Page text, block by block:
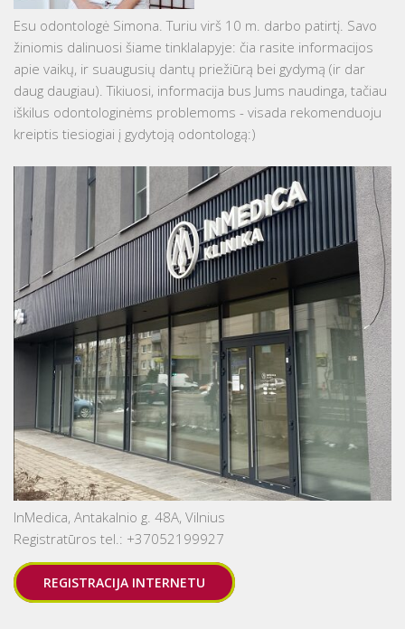
Esu odontologė Simona. Turiu virš 10 m. darbo patirtį. Savo
žiniomis dalinuosi šiame tinklalapyje: čia rasite informacijos
apie vaikų, ir suaugusių dantų priežiūrą bei gydymą (ir dar
daug daugiau). Tikiuosi, informacija bus Jums naudinga, tačiau
iškilus odontologinėms problemoms - visada rekomenduoju
kreiptis tiesiogiai į gydytoją odontologą:)
InMedica, Antakalnio g. 48A, Vilnius
Registratūros tel.: +37052199927
REGISTRACIJA INTERNETU